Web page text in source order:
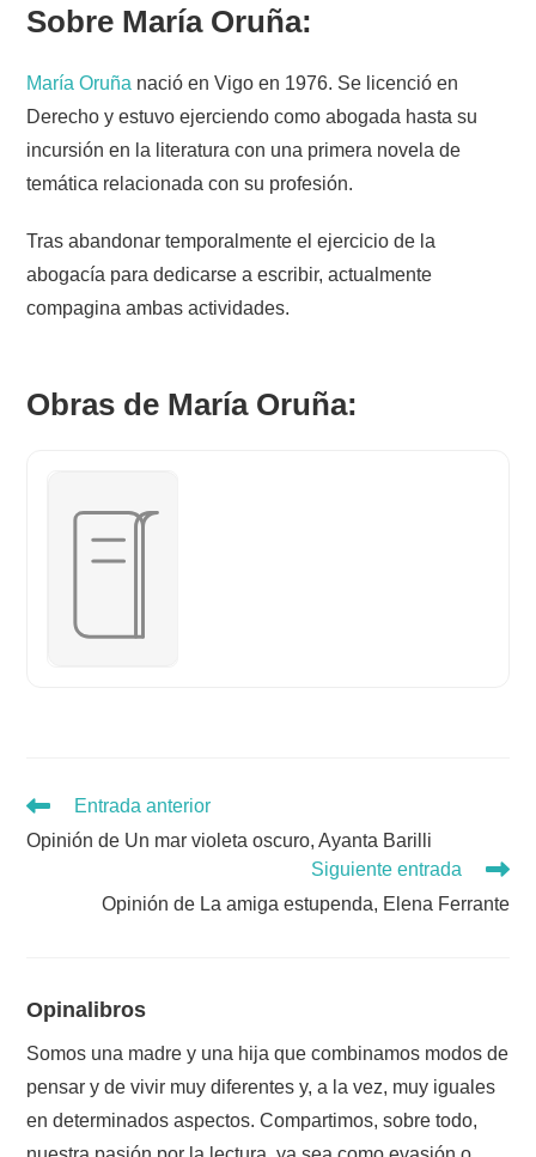
Sobre María Oruña:
María Oruña nació en Vigo en 1976. Se licenció en
Derecho y estuvo ejerciendo como abogada hasta su
incursión en la literatura con una primera novela de
temática relacionada con su profesión.
Tras abandonar temporalmente el ejercicio de la
abogacía para dedicarse a escribir, actualmente
compagina ambas actividades.
Obras de María Oruña:
Leer
artículos
Entrada anterior
Opinión de Un mar violeta oscuro, Ayanta Barilli
Siguiente entrada
Opinión de La amiga estupenda, Elena Ferrante
Opinalibros
Somos una madre y una hija que combinamos modos de
pensar y de vivir muy diferentes y, a la vez, muy iguales
en determinados aspectos. Compartimos, sobre todo,